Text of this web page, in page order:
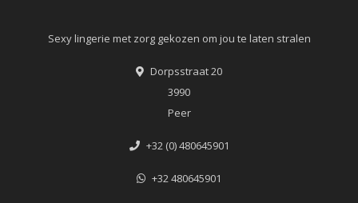
Sexy lingerie met zorg gekozen om jou te laten stralen
Dorpsstraat 20
3990
Peer
+32 (0) 480645901
+32 480645901